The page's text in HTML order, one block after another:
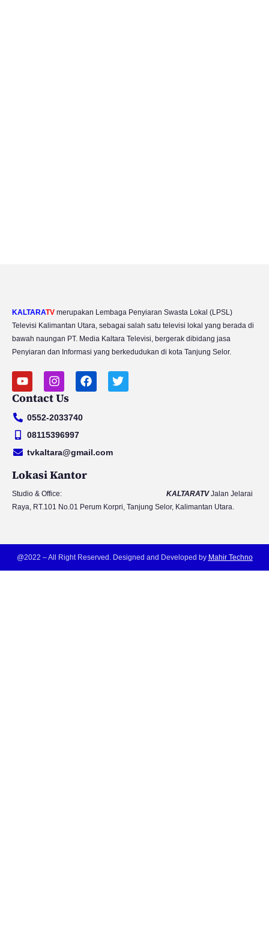
KALTARATV merupakan Lembaga Penyiaran Swasta Lokal (LPSL)
Televisi Kalimantan Utara, sebagai salah satu televisi lokal yang berada di
bawah naungan PT. Media Kaltara Televisi, bergerak dibidang jasa
Penyiaran dan Informasi yang berkedudukan di kota Tanjung Selor.
Y
o
u
u
b
I
n
s
a
g
a
F
a
k
T
w
Contact Us
0552-2033740
08115396997
tvkaltara@gmail.com
Lokasi Kantor
Studio & Office: KALTARATVJalan Jelarai
Raya, RT.101 No.01 Perum Korpri, Tanjung Selor, Kalimantan Utara.
@2022 – All Right Reserved. Designed and Developed by Mahir Techno